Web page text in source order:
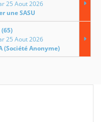
25 Aout 2026
une SASU
25 Aout 2026
(Société Anonyme)